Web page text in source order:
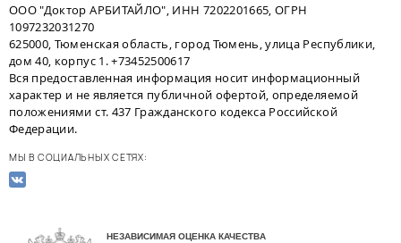
ООО "Доктор АРБИТАЙЛО", ИНН 7202201665, ОГРН
1097232031270
625000, Тюменская область, город Тюмень, улица Республики,
дом 40, корпус 1. +73452500617
Вся предоставленная информация носит информационный
характер и не является публичной офертой, определяемой
положениями ст. 437 Гражданского кодекса Российской
Федерации.
МЫ В СОЦИАЛЬНЫХ СЕТЯХ: